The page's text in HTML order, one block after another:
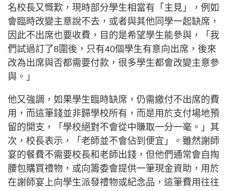
名校長又慨歎，現時部分學生相當有「主見」，例如
會臨時改變主意說不去，或者與其他同學一起缺席，
因此不出席也要收費，目的是希望學生能參與，「我
們試過訂了8圍後，只有40個學生有意向出席，後來
改為出席與否都需要付款，很多學生都會改變主意參
與。」
他又強調，如果學生臨時缺席，仍需繳付不出席的費
用，而這筆錢並非歸學校所有，而是用於支付場地預
留的開支，「學校絕對不會從中賺取一分一毫。」其
次，校長表示，「老師並不會佔到便宜」。雖然謝師
宴的餐費不需要校長和老師出錢，但他們通常會自掏
腰包購買禮物，或向籌委會提供一筆現金資助，用於
在謝師宴上向學生派發禮物或紀念品，這筆費用往往